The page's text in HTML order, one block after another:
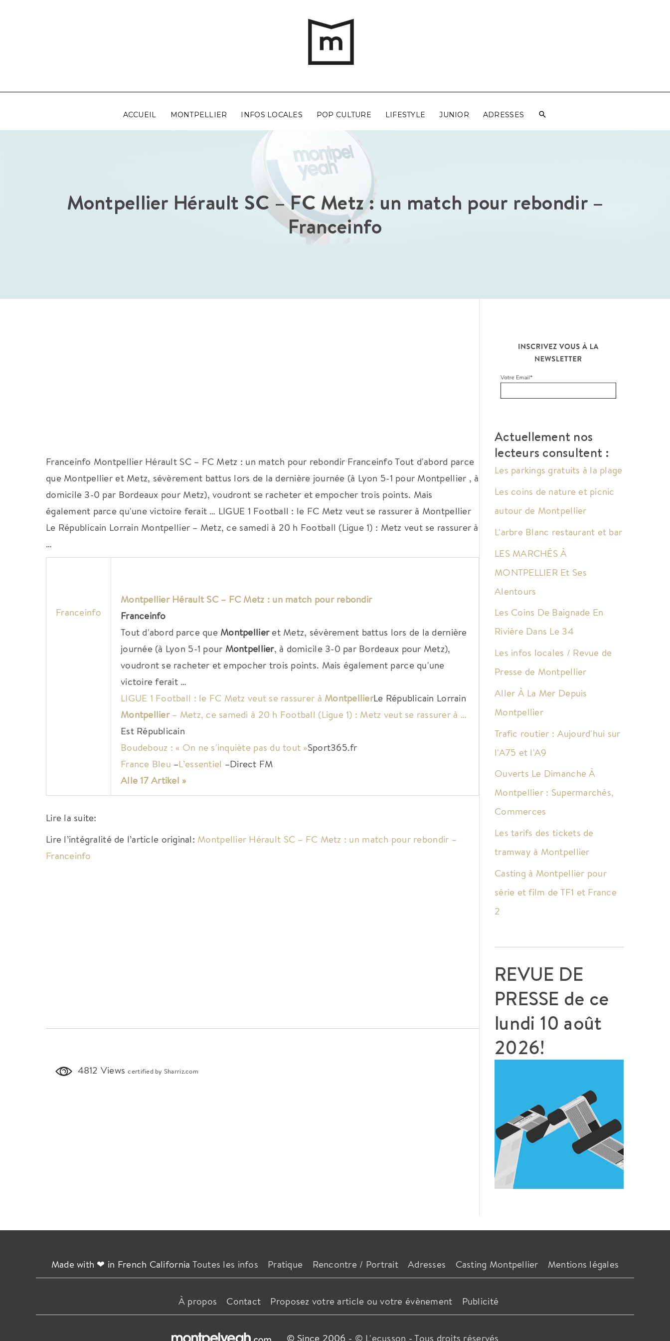
ACCUEIL MONTPELLIER INFOS LOCALES POP CULTURE LIFESTYLE JUNIOR ADRESSES
Montpellier Hérault SC – FC Metz : un match pour rebondir –
Franceinfo
Franceinfo Montpellier Hérault SC – FC Metz : un match pour rebondir Franceinfo Tout d'abord parce
que Montpellier et Metz, sévèrement battus lors de la dernière journée (à Lyon 5-1 pour Montpellier , à
domicile 3-0 par Bordeaux pour Metz), voudront se racheter et empocher trois points. Mais
également parce qu'une victoire ferait … LIGUE 1 Football : le FC Metz veut se rassurer à Montpellier
Le Républicain Lorrain Montpellier – Metz, ce samedi à 20 h Football (Ligue 1) : Metz veut se rassurer à
…
Franceinfo
MontpellierHérault SC – FC Metz : un match pour rebondir
Franceinfo
Tout d'abord parce que Montpellieret Metz, sévèrement battus lors de la dernière
journée (à Lyon 5-1 pour Montpellier, à domicile 3-0 par Bordeaux pour Metz),
voudront se racheter et empocher trois points. Mais également parce qu'une
victoire ferait …
LIGUE 1 Football : le FC Metz veut se rassurer à MontpellierLe Républicain Lorrain
Montpellier– Metz, ce samedi à 20 h Football (Ligue 1) : Metz veut se rassurer à …
Est Républicain
Boudebouz : « On ne s'inquiète pas du tout »Sport365.fr
France Bleu –L’essentiel –Direct FM
Alle 17 Artikel »
Lire la suite:
Lire l’intégralité de l’article original: Montpellier Hérault SC – FC Metz : un match pour rebondir –
Franceinfo
4812 Viewscertified by Sharriz.com
Actuellement nos
lecteurs consultent :
Les parkings gratuits à la plage
Les coins de nature et picnic
autour de Montpellier
L'arbre Blanc restaurant et bar
LES MARCHÉS À
MONTPELLIER Et Ses
Alentours
Les Coins De Baignade En
Rivière Dans Le 34
Les infos locales / Revue de
Presse de Montpellier
Aller À La Mer Depuis
Montpellier
Trafic routier : Aujourd'hui sur
l'A75 et l'A9
Ouverts Le Dimanche À
Montpellier : Supermarchés,
Commerces
Les tarifs des tickets de
tramway à Montpellier
Casting à Montpellier pour
série et film de TF1 et France
2
REVUE DE
PRESSE de ce
lundi 10 août
2026!
Made with ❤ in French California Toutes les infos Pratique Rencontre / Portrait Adresses Casting Montpellier Mentions légales
À propos Contact Proposez votre article ou votre évènement Publicité
© Since 2006 - © L'ecusson -Tous droits réservés